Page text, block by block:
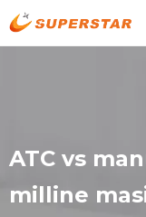
ATC vs
milline